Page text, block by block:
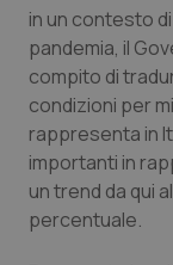
Lettere al
Edizioni
QS Pro
Professionisti
in un contesto
pandemia, il
compito di
condizioni per
rappresenta in
importanti in
un trend da qui
percentuale.